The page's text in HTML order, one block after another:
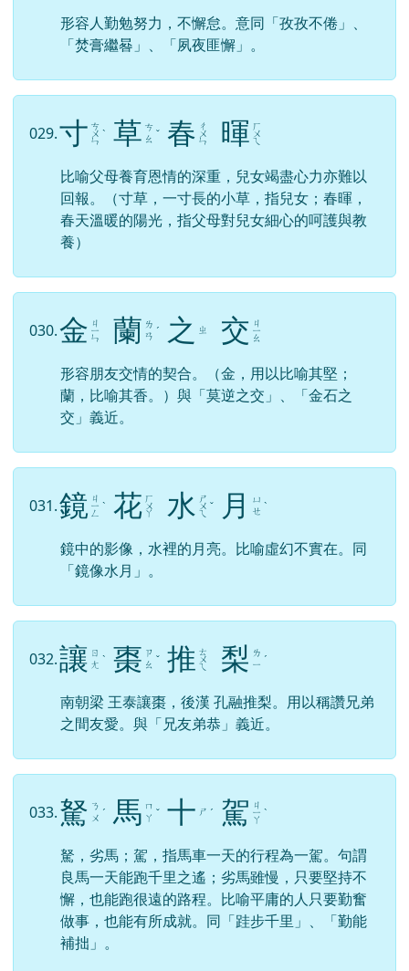
形容人勤勉努力，不懈怠。意同「孜孜不倦」、
「焚膏繼晷」、「夙夜匪懈」。
029.寸 ㄘ
ㄨ
ㄣ
ˋ 草 ㄘ
ㄠ ˇ 春 ㄔ
ㄨ
ㄣ 暉 ㄏ
ㄨ
ㄟ
比喻父母養育恩情的深重，兒女竭盡心力亦難以
回報。（寸草，一寸長的小草，指兒女；春暉，
春天溫暖的陽光，指父母對兒女細心的呵護與教
養）
030.金 ㄐ
ㄧ
ㄣ 蘭 ㄌ
ㄢ ˊ 之 ㄓ 交 ㄐ
ㄧ
ㄠ
形容朋友交情的契合。（金，用以比喻其堅；
蘭，比喻其香。）與「莫逆之交」、「金石之
交」義近。
031.鏡 ㄐ
ㄧ
ㄥ
ˋ 花 ㄏ
ㄨ
ㄚ 水 ㄕ
ㄨ
ㄟ
ˇ 月
ㄩ
ㄝ ˋ
鏡中的影像，水裡的月亮。比喻虛幻不實在。同
「鏡像水月」。
032.讓 ㄖ
ㄤ ˋ 棗 ㄗ
ㄠ ˇ 推 ㄊ
ㄨ
ㄟ 梨 ㄌ
ㄧ ˊ
南朝梁 王泰讓棗，後漢 孔融推梨。用以稱讚兄弟
之間友愛。與「兄友弟恭」義近。
033.駑 ㄋ
ㄨ ˊ 馬 ㄇ
ㄚ ˇ 十 ㄕ ˊ 駕 ㄐ
ㄧ
ㄚ
ˋ
駑，劣馬；駕，指馬車一天的行程為一駕。句謂
良馬一天能跑千里之遙；劣馬雖慢，只要堅持不
懈，也能跑很遠的路程。比喻平庸的人只要勤奮
做事，也能有所成就。同「跬步千里」、「勤能
補拙」。